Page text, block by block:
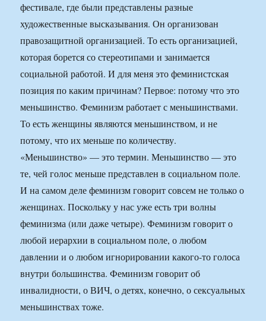
фестивале, где были представлены разные
художественные высказывания. Он организован
правозащитной организацией. То есть организацией,
которая борется со стереотипами и занимается
социальной работой. И для меня это феминистская
позиция по каким причинам? Первое: потому что это
меньшинство. Феминизм работает с меньшинствами.
То есть женщины являются меньшинством, и не
потому, что их меньше по количеству.
«Меньшинство» — это термин. Меньшинство — это
те, чей голос меньше представлен в социальном поле.
И на самом деле феминизм говорит совсем не только о
женщинах. Поскольку у нас уже есть три волны
феминизма (или даже четыре). Феминизм говорит о
любой иерархии в социальном поле, о любом
давлении и о любом игнорировании какого-то голоса
внутри большинства. Феминизм говорит об
инвалидности, о ВИЧ, о детях, конечно, о сексуальных
меньшинствах тоже.